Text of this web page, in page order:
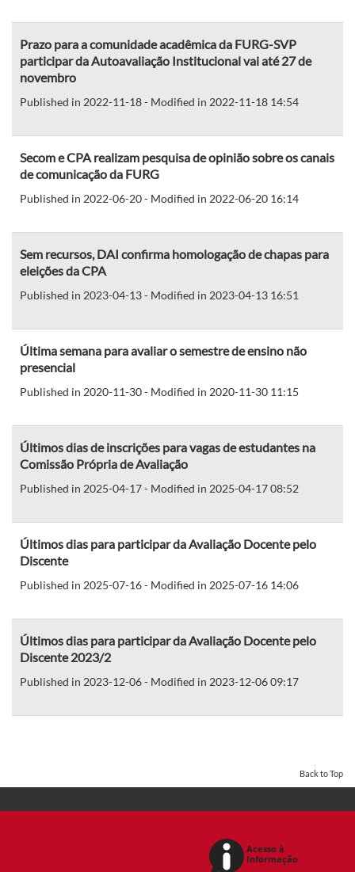
Prazo para a comunidade acadêmica da FURG-SVP
participar da Autoavaliação Institucional vai até 27 de
novembro
Published in 2022-11-18 - Modified in 2022-11-18 14:54
Secom e CPA realizam pesquisa de opinião sobre os canais
de comunicação da FURG
Published in 2022-06-20 - Modified in 2022-06-20 16:14
Sem recursos, DAI confirma homologação de chapas para
eleições da CPA
Published in 2023-04-13 - Modified in 2023-04-13 16:51
Última semana para avaliar o semestre de ensino não
presencial
Published in 2020-11-30 - Modified in 2020-11-30 11:15
Últimos dias de inscrições para vagas de estudantes na
Comissão Própria de Avaliação
Published in 2025-04-17 - Modified in 2025-04-17 08:52
Últimos dias para participar da Avaliação Docente pelo
Discente
Published in 2025-07-16 - Modified in 2025-07-16 14:06
Últimos dias para participar da Avaliação Docente pelo
Discente 2023/2
Published in 2023-12-06 - Modified in 2023-12-06 09:17
Back to Top